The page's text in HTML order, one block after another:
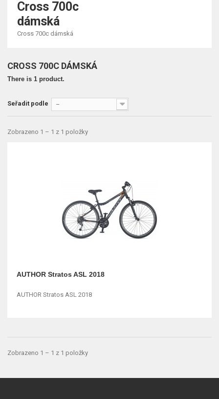
Cross 700c
dámská
Cross 700c dámská
CROSS 700C DÁMSKÁ
There is 1 product.
Seřadit podle --
Zobrazeno 1 – 1 z 1 položky
AUTHOR Stratos ASL 2018
AUTHOR Stratos ASL 2018
Zobrazeno 1 – 1 z 1 položky